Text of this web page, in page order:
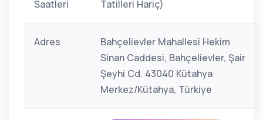
Saatleri
Tatilleri Hariç)
Adres
Bahçelievler Mahallesi Hekim
Sinan Caddesi, Bahçelievler, Şair
Şeyhi Cd. 43040 Kütahya
Merkez/Kütahya, Türkiye